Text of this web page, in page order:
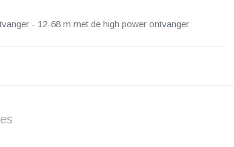
- 12-68 m met de high power ontvanger